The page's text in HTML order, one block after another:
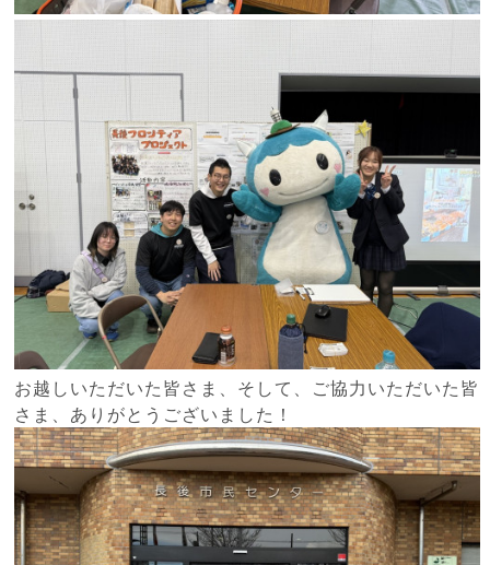
お越しいただいた皆さま、そして、ご協力いただいた皆
さま、ありがとうございました！